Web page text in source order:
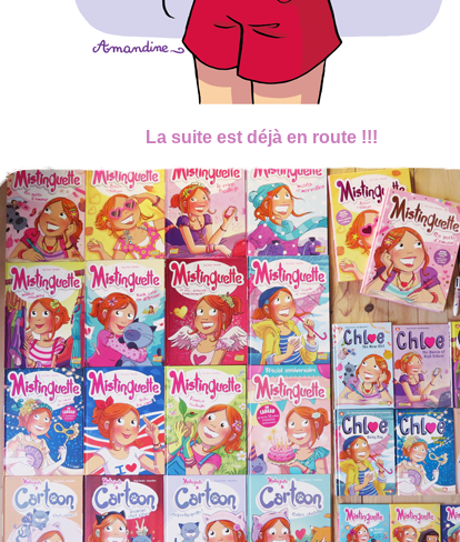
La suite est déjà en route !!!